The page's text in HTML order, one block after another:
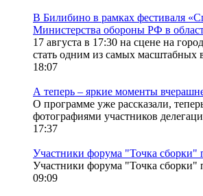
В Билибино в рамках фестиваля
Министерства обороны РФ в
17 августа в 17:30 на сцене на
стать одним из самых масштабных
18:07
А теперь – яркие моменты
О программе уже рассказали,
фотографиями участников
17:37
Участники форума "Точка сборки"
Участники форума "Точка сборки"
09:09